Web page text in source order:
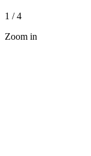
1 /4
Zoom in